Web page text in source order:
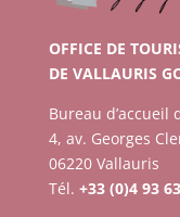
OFFICE DE
DE VALLAURIS
Bureau d’accueil
4, av. Georges
06220 Vallauris
Tél. +33 (0)4 93